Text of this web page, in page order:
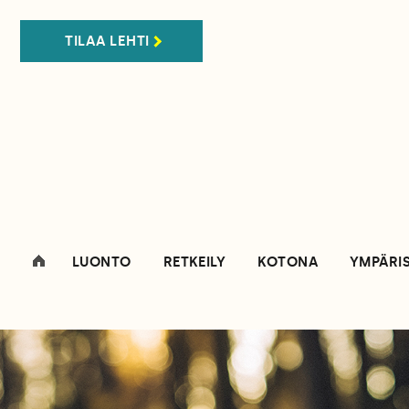
TILAA LEHTI
LUONTO RETKEILY KOTONA